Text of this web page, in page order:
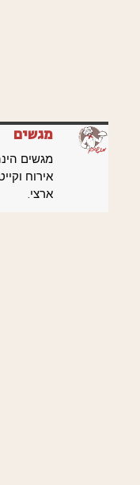
מגשים
מגשים
אירוח
ארצי.